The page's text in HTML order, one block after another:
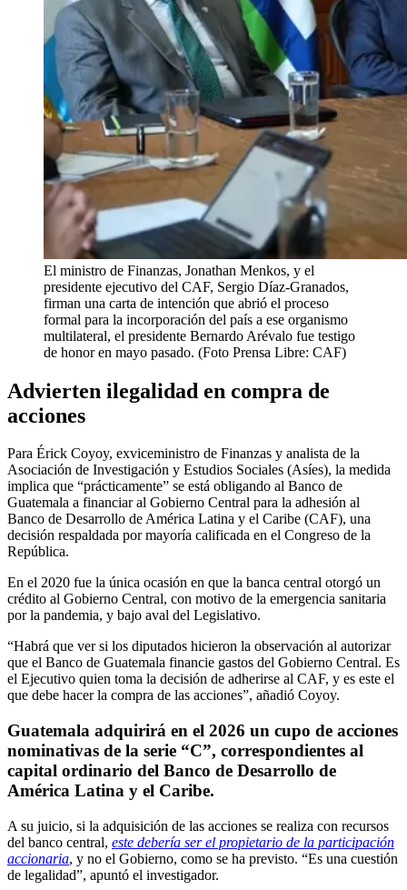
El ministro de Finanzas, Jonathan Menkos, y el
presidente ejecutivo del CAF, Sergio Díaz-Granados,
firman una carta de intención que abrió el proceso
formal para la incorporación del país a ese organismo
multilateral, el presidente Bernardo Arévalo fue testigo
de honor en mayo pasado. (Foto Prensa Libre: CAF)
Advierten ilegalidad en compra de
acciones
Para Érick Coyoy, exviceministro de Finanzas y analista de la
Asociación de Investigación y Estudios Sociales (Asíes), la medida
implica que “prácticamente” se está obligando al Banco de
Guatemala a financiar al Gobierno Central para la adhesión al
Banco de Desarrollo de América Latina y el Caribe (CAF), una
decisión respaldada por mayoría calificada en el Congreso de la
República.
En el 2020 fue la única ocasión en que la banca central otorgó un
crédito al Gobierno Central, con motivo de la emergencia sanitaria
por la pandemia, y bajo aval del Legislativo.
“Habrá que ver si los diputados hicieron la observación al autorizar
que el Banco de Guatemala financie gastos del Gobierno Central. Es
el Ejecutivo quien toma la decisión de adherirse al CAF, y es este el
que debe hacer la compra de las acciones”, añadió Coyoy.
Guatemala adquirirá en el 2026 un cupo de acciones
nominativas de la serie “C”, correspondientes al
capital ordinario del Banco de Desarrollo de
América Latina y el Caribe.
A su juicio, si la adquisición de las acciones se realiza con recursos
del banco central, este debería ser el propietario de la participación
accionaria, y no el Gobierno, como se ha previsto. “Es una cuestión
de legalidad”, apuntó el investigador.